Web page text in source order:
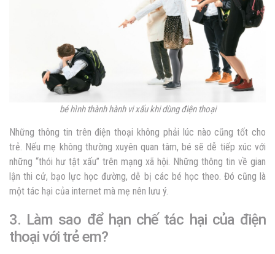
bé hình thành hành vi xấu khi dùng điện thoại
Những thông tin trên điện thoại không phải lúc nào cũng tốt cho
trẻ. Nếu mẹ không thường xuyên quan tâm, bé sẽ dễ tiếp xúc với
những “thói hư tật xấu” trên mạng xã hội. Những thông tin về gian
lận thi cử, bạo lực học đường, dễ bị các bé học theo. Đó cũng là
một tác hại của internet mà mẹ nên lưu ý.
3. Làm sao để hạn chế tác hại của điện
thoại với trẻ em?